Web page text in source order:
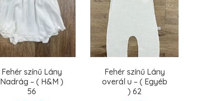
Fehér színű Lány
Nadrág – ( H&M )
56
Fehér színű Lány
overál u – ( Egyéb
) 62